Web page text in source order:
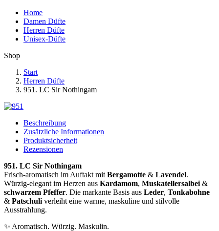
Home
Damen Düfte
Herren Düfte
Unisex-Düfte
Shop
Start
Herren Düfte
951. LC Sir Nothingam
Beschreibung
Zusätzliche Informationen
Produktsicherheit
Rezensionen
951. LC Sir Nothingam
Frisch-aromatisch im Auftakt mit Bergamotte & Lavendel.
Würzig-elegant im Herzen aus Kardamom, Muskatellersalbei &
schwarzem Pfeffer. Die markante Basis aus Leder, Tonkabohne
& Patschuli verleiht eine warme, maskuline und stilvolle
Ausstrahlung.
✨ Aromatisch. Würzig. Maskulin.